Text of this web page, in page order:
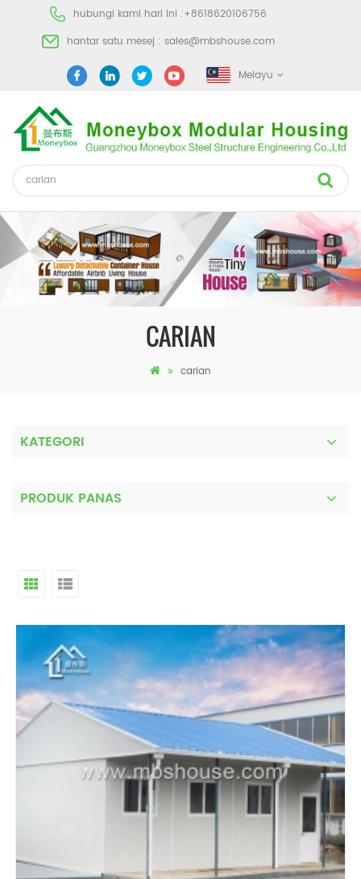
hubungi kami hari ini :+8618620106756
hantar satu mesej : sales@mbshouse.com
Melayu
CARIAN
carian
KATEGORI
PRODUK PANAS